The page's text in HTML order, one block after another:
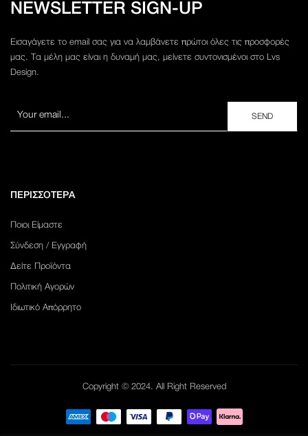
NEWSLETTER SIGN-UP
Εισαγάγετε το email σας για να λαμβάνετε πρώτοι όλες τις προσφορές
μας. Τα μέλη μας είναι η δυναμή μας, μείνετε συντονισμένοι στο Lvs
Design.
ΠΕΡΙΣΣΟΤΕΡΑ
Ποιοι Είμαστε
Σύνδεση / Εγγραφή
Δείτε Προϊόντα
Πολιτική Αγορών
Ιδιωτικό Απόρρητο
Copyright © 2024. All Right Reserved